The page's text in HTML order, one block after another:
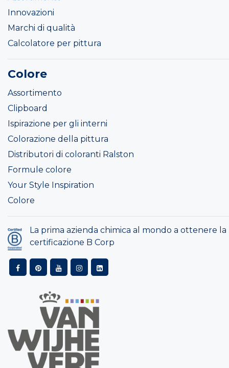
Innovazioni
Marchi di qualità
Calcolatore per pittura
Colore
Assortimento
Clipboard
Ispirazione per gli interni
Colorazione della pittura
Distributori di coloranti Ralston
Formule colore
Your Style Inspiration
Colore
La prima azienda chimica al mondo a ottenere la
certificazione B Corp